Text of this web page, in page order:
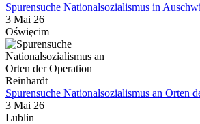
Spurensuche Nationalsozialismus in
3 Mai 26
Oświęcim
Spurensuche Nationalsozialismus an Orten
3 Mai 26
Lublin